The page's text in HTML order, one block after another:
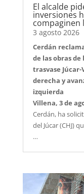
El alcalde
inversiones
compaginen
3 agosto 2026
Cerdán
de las obras
trasvase
derecha y
izquierda
Villena, 3 de
Cerdán, ha
del Júcar (CHJ)
…